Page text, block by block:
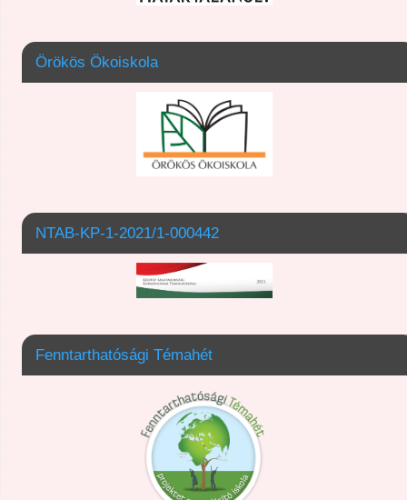
Örökös Ökoiskola
NTAB-KP-1-2021/1-000442
Fenntarthatósági Témahét